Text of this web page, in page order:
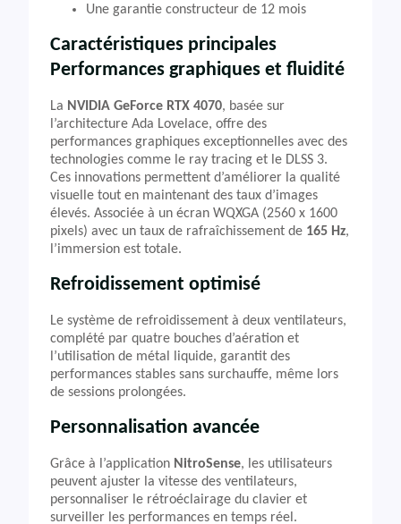
Une garantie constructeur de 12 mois
Caractéristiques principales
Performances graphiques et fluidité
La NVIDIA GeForce RTX 4070, basée sur
l’architecture Ada Lovelace, offre des
performances graphiques exceptionnelles avec des
technologies comme le ray tracing et le DLSS 3.
Ces innovations permettent d’améliorer la qualité
visuelle tout en maintenant des taux d’images
élevés. Associée à un écran WQXGA (2560 x 1600
pixels) avec un taux de rafraîchissement de 165 Hz,
l’immersion est totale.
Refroidissement optimisé
Le système de refroidissement à deux ventilateurs,
complété par quatre bouches d’aération et
l’utilisation de métal liquide, garantit des
performances stables sans surchauffe, même lors
de sessions prolongées.
Personnalisation avancée
Grâce à l’application NitroSense, les utilisateurs
peuvent ajuster la vitesse des ventilateurs,
personnaliser le rétroéclairage du clavier et
surveiller les performances en temps réel.